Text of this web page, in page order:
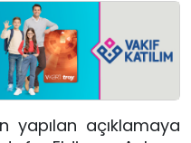
yapılan açıklamaya